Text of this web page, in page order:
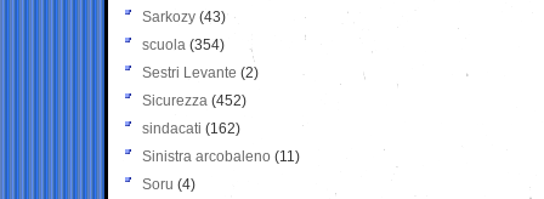
Sarkozy (43)
scuola (354)
Sestri Levante (2)
Sicurezza (452)
sindacati (162)
Sinistra arcobaleno (11)
Soru (4)